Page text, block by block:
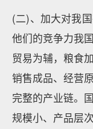
(二)、加大对我
他们的竞争力我
贸易为辅，粮食
销售成品、经营
完整的产业链。
规模小、产品层